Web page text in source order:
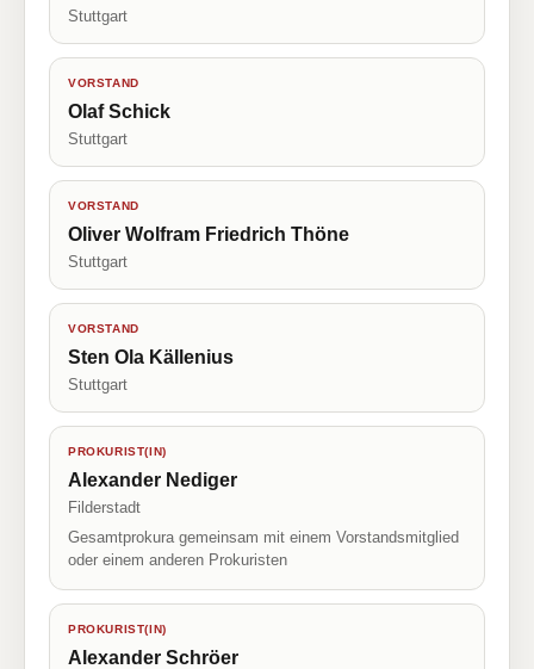
Stuttgart
VORSTAND
Olaf Schick
Stuttgart
VORSTAND
Oliver Wolfram Friedrich Thöne
Stuttgart
VORSTAND
Sten Ola Källenius
Stuttgart
PROKURIST(IN)
Alexander Nediger
Filderstadt
Gesamtprokura gemeinsam mit einem Vorstandsmitglied
oder einem anderen Prokuristen
PROKURIST(IN)
Alexander Schröer